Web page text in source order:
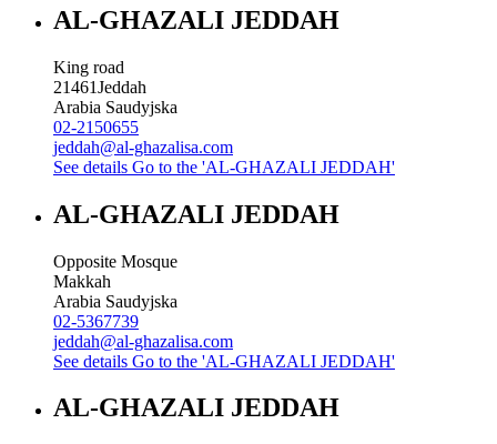
AL-GHAZALI JEDDAH
King road
21461Jeddah
Arabia Saudyjska
02-2150655
jeddah@al-ghazalisa.com
See details Go to the 'AL-GHAZALI JEDDAH'
AL-GHAZALI JEDDAH
Opposite Mosque
Makkah
Arabia Saudyjska
02-5367739
jeddah@al-ghazalisa.com
See details Go to the 'AL-GHAZALI JEDDAH'
AL-GHAZALI JEDDAH